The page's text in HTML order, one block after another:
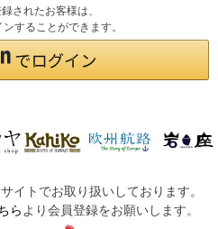
されたお客様は、
することができます。
イトでお取り扱いしております。
ら より会員登録をお願いします。